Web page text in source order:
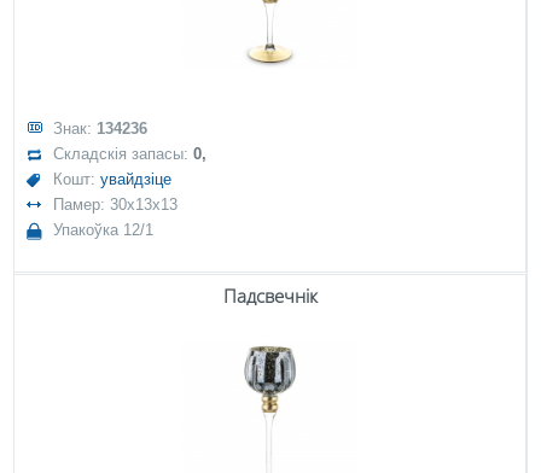
Знак: 134236
Складскія запасы:0,
Кошт:увайдзіце
Памер: 30x13x13
Упакоўка 12/1
Падсвечнік